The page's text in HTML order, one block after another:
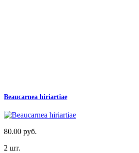
Beaucarnea hiriartiae
80.00 руб.
2 шт.